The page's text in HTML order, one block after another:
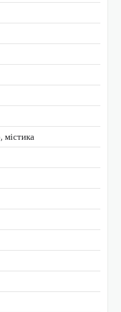
містика